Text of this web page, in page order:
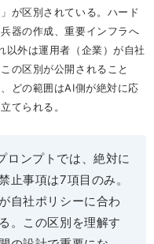
が区別されている。ハード
器の作成、重要インフラへ
以外は運用者（企業）が自社
の区別が公開されること
どの範囲はAI側が絶対に応
てられる。
ンプトでは、絶対に
止事項は7項目のみ。
自社ポリシーに合わ
。この区別を理解す